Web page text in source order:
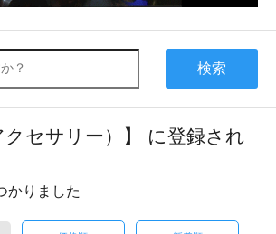
検索
クセサリー）】 に登録され
かりました